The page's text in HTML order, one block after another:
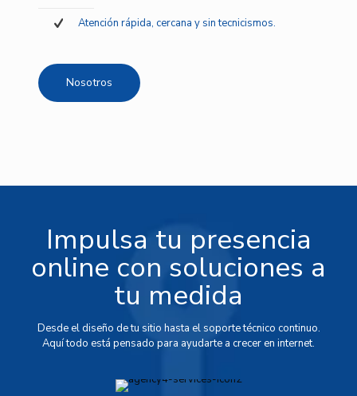
Atención rápida, cercana y sin tecnicismos.
Nosotros
Impulsa tu presencia
online con soluciones a
tu medida
Desde el diseño de tu sitio hasta el soporte técnico continuo.
Aquí todo está pensado para ayudarte a crecer en internet.